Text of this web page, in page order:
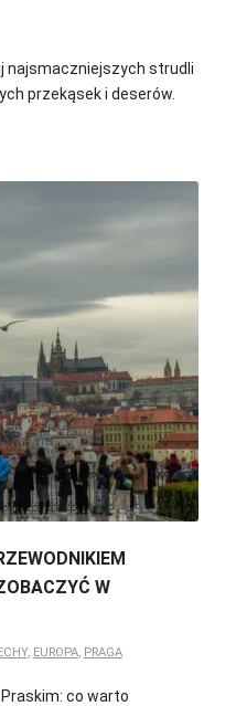
najsmaczniejszych strudli
przekąsek i deserów.
W
, EUROPA, PRAGA
co warto